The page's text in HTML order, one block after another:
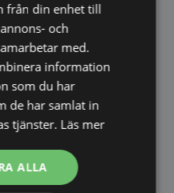
för
från din enhet till
och
med.
information
som du har
de har samlat in
tjänster. Läs mer
ALLA